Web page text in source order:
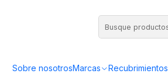
Sobre nosotrosMarcas Recubrimientos